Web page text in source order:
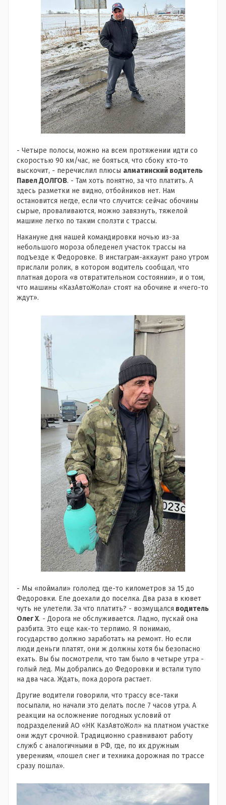
- Четыре полосы, можно на всем протяжении идти со
скоростью 90 км/час, не бояться, что сбоку кто-то
выскочит, - перечислил плюсы алматинский водитель
Павел ДОЛГОВ. - Там хоть понятно, за что платить. А
здесь разметки не видно, отбойников нет. Нам
остановится негде, если что случится: сейчас обочины
сырые, проваливаются, можно завязнуть, тяжелой
машине легко по таким сползти с трассы.
Накануне дня нашей командировки ночью из-за
небольшого мороза обледенел участок трассы на
подъезде к Федоровке. В инстаграм-аккаунт рано утром
прислали ролик, в котором водитель сообщал, что
платная дорога «в отвратительном состоянии», и о том,
что машины «КазАвтоЖола» стоят на обочине и «чего-то
ждут».
- Мы «поймали» гололед где-то километров за 15 до
Федоровки. Еле доехали до поселка. Два раза в кювет
чуть не улетели. За что платить? - возмущался водитель
Олег Х. - Дорога не обслуживается. Ладно, пускай она
разбита. Это еще как-то терпимо. Я понимаю,
государство должно заработать на ремонт. Но если
люди деньги платят, они ж должны хотя бы безопасно
ехать. Вы бы посмотрели, что там было в четыре утра -
голый лед. Мы добрались до Федоровки и встали тупо
на два часа. Ждать, пока дорога растает.
Другие водители говорили, что трассу все-таки
посыпали, но начали это делать после 7 часов утра. А
реакции на осложнение погодных условий от
подразделений АО «НК КазАвтоЖол» на платном участке
они ждут срочной. Традиционно сравнивают работу
служб с аналогичными в РФ, где, по их дружным
уверениям, «пошел снег и техника дорожная по трассе
сразу пошла».